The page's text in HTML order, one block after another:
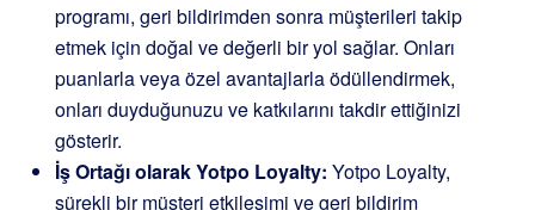
programı, geri bildirimden sonra müşterileri takip
etmek için doğal ve değerli bir yol sağlar. Onları
puanlarla veya özel avantajlarla ödüllendirmek,
onları duyduğunuzu ve katkılarını takdir ettiğinizi
gösterir.
İş Ortağı olarak Yotpo Loyalty: Yotpo Loyalty,
sürekli bir müşteri etkileşimi ve geri bildirim